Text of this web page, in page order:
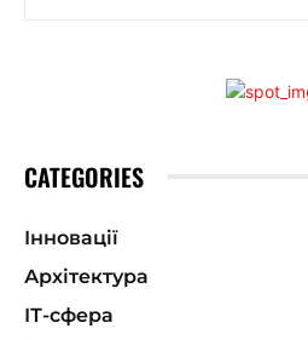
CATEGORIES
Інновації
Архітектура
ІТ-сфера